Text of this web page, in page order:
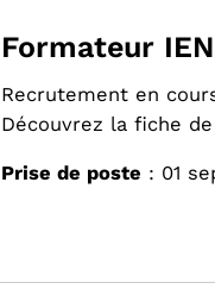
Formateur
Recrutement en
Découvrez la fiche
Prise de poste : 01